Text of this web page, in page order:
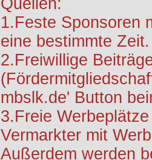
Quellen:
1.Feste Sponsoren
eine bestimmte Zeit.
2.Freiwillige
mbslk.de' Button
3.Freie
Vermarkter mit
Außerdem werden